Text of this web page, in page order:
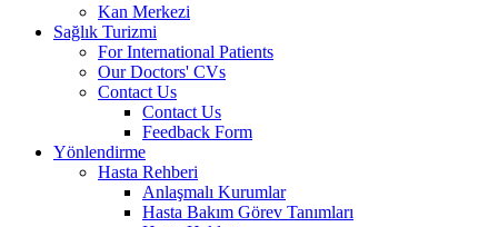
Kan Merkezi
Sağlık Turizmi
For International Patients
Our Doctors' CVs
Contact Us
Contact Us
Feedback Form
Yönlendirme
Hasta Rehberi
Anlaşmalı Kurumlar
Hasta Bakım Görev Tanımları